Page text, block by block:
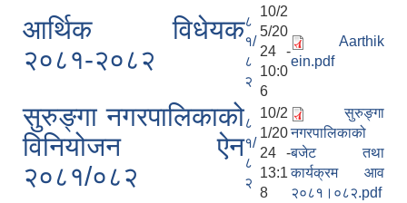
आर्थिक विधेयक
२०८१-२०८२
८
१/
८
२
10/2
5/20
24 -
10:0
6
Aarthik
ein.pdf
सुरुङ्गा नगरपालिकाको
विनियोजन ऐन
२०८१/०८२
८
१/
८
२
10/2
1/20
24 -
13:1
8
सुरुङ्गा
नगरपालिकाको
बजेट तथा
कार्यक्रम आव
२०८१।०८२.pdf